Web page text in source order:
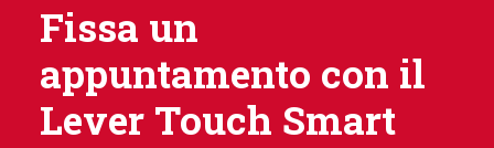
Fissa un
appuntamento con il
Lever Touch Smart